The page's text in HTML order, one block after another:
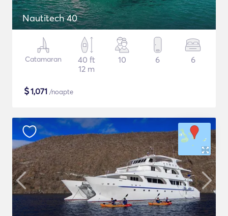
Nautitech 40
Catamaran
40 ft
12 m
10 6 6
$1,071 /noapte